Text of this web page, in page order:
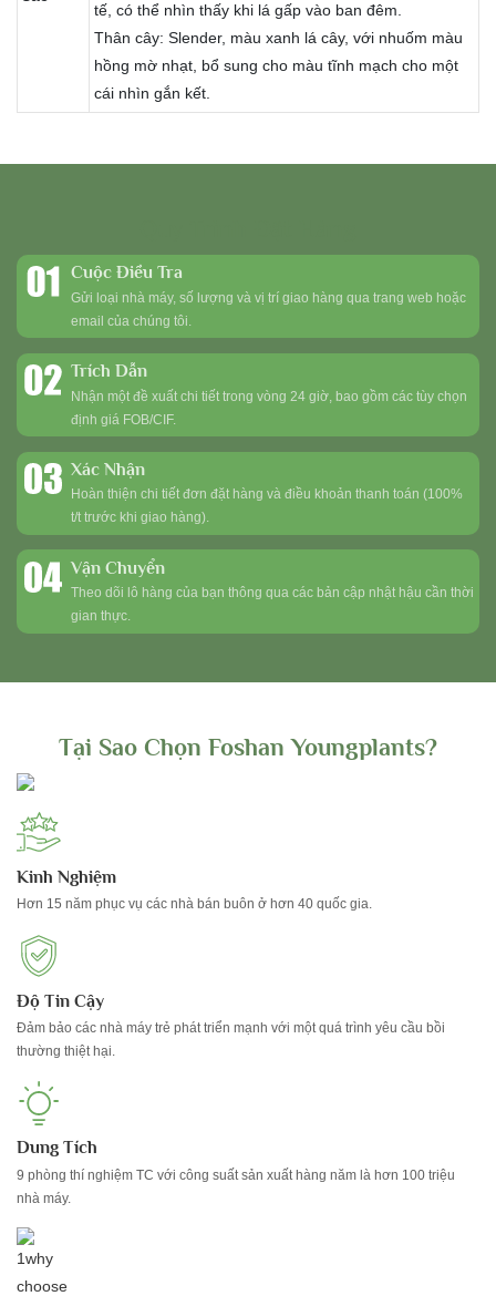
tế, có thể nhìn thấy khi lá gấp vào ban đêm.
Thân cây: Slender, màu xanh lá cây, với nhuốm màu
hồng mờ nhạt, bổ sung cho màu tĩnh mạch cho một
cái nhìn gắn kết.
Cuộc Điều Tra
Gửi loại nhà máy, số lượng và vị trí giao hàng qua trang web hoặc
email của chúng tôi.
Trích Dẫn
Nhận một đề xuất chi tiết trong vòng 24 giờ, bao gồm các tùy chọn
định giá FOB/CIF.
Xác Nhận
Hoàn thiện chi tiết đơn đặt hàng và điều khoản thanh toán (100%
t/t trước khi giao hàng).
Vận Chuyển
Theo dõi lô hàng của bạn thông qua các bản cập nhật hậu cần thời
gian thực.
Tại Sao Chọn Foshan Youngplants?
Kinh Nghiệm
Hơn 15 năm phục vụ các nhà bán buôn ở hơn 40 quốc gia.
Độ Tin Cậy
Đảm bảo các nhà máy trẻ phát triển mạnh với một quá trình yêu cầu bồi
thường thiệt hại.
Dung Tích
9 phòng thí nghiệm TC với công suất sản xuất hàng năm là hơn 100 triệu
nhà máy.